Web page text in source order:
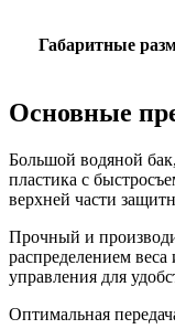
Габаритные
Основные
Большой водяной
пластика с
верхней части
Прочный и
распределением
управления для
Оптимальная